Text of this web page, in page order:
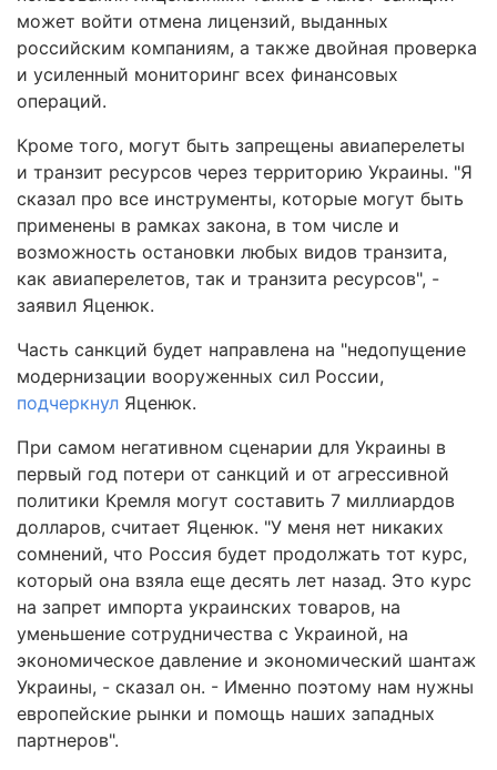
может войти отмена лицензий, выданных
российским компаниям, а также двойная проверка
и усиленный мониторинг всех финансовых
операций.
Кроме того, могут быть запрещены авиаперелеты
и транзит ресурсов через территорию Украины. "Я
сказал про все инструменты, которые могут быть
применены в рамках закона, в том числе и
возможность остановки любых видов транзита,
как авиаперелетов, так и транзита ресурсов", -
заявил Яценюк.
Часть санкций будет направлена на "недопущение
модернизации вооруженных сил России,
подчеркнул Яценюк.
При самом негативном сценарии для Украины в
первый год потери от санкций и от агрессивной
политики Кремля могут составить 7 миллиардов
долларов, считает Яценюк. "У меня нет никаких
сомнений, что Россия будет продолжать тот курс,
который она взяла еще десять лет назад. Это курс
на запрет импорта украинских товаров, на
уменьшение сотрудничества с Украиной, на
экономическое давление и экономический шантаж
Украины, - сказал он. - Именно поэтому нам нужны
европейские рынки и помощь наших западных
партнеров".